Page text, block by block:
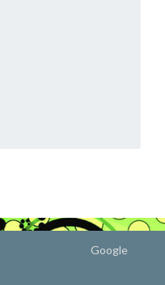
Google